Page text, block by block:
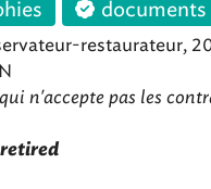
restaurateur,
n'accepte pas les
retired